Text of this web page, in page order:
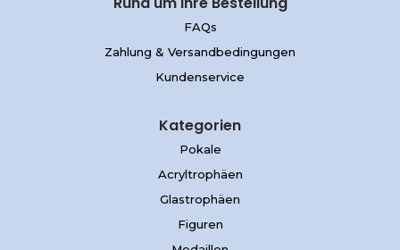
FAQs
Zahlung & Versandbedingungen
Kundenservice
Kategorien
Pokale
Acryltrophäen
Glastrophäen
Figuren